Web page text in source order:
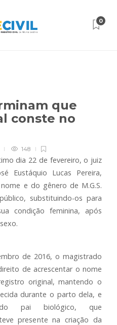
0
que
conste no
148
dia 22 de fevereiro, o juiz
Eustáquio Lucas Pereira,
e do gênero de M.G.S.
substituindo-os para
condição feminina, após
de 2016, o magistrado
de acrescentar o nome
original, mantendo o
durante o parto dela, e
pai biológico, que
presente na criação da